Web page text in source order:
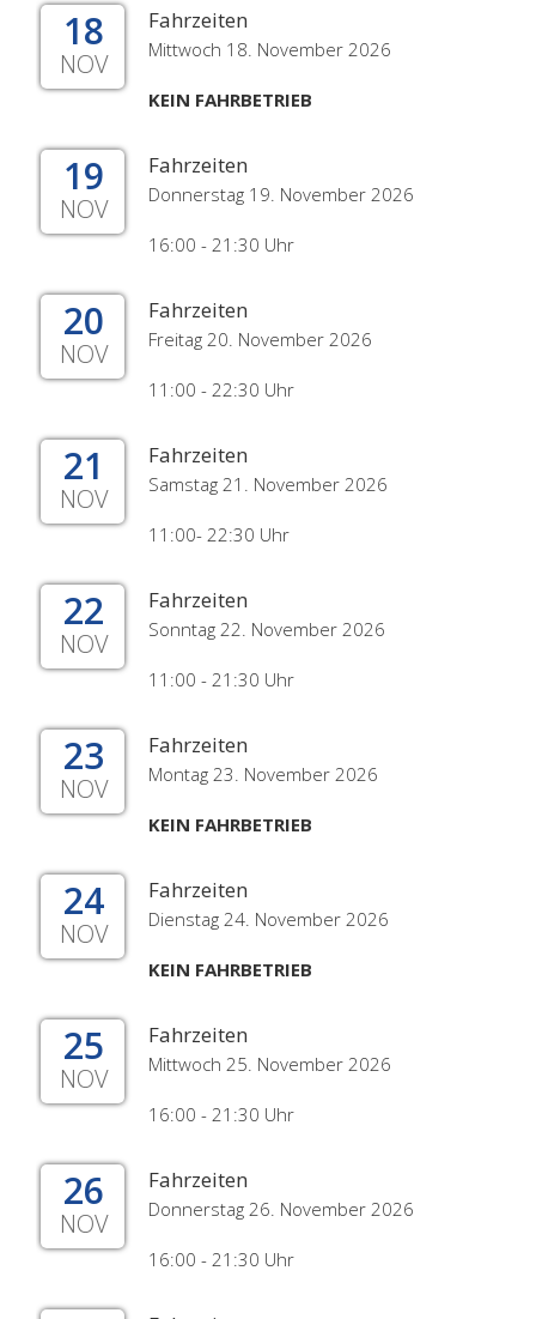
18
NOV
Fahrzeiten
Mittwoch 18. November 2026
KEIN FAHRBETRIEB
19
NOV
Fahrzeiten
Donnerstag 19. November 2026
16:00 - 21:30 Uhr
20
NOV
Fahrzeiten
Freitag 20. November 2026
11:00 - 22:30 Uhr
21
NOV
Fahrzeiten
Samstag 21. November 2026
11:00- 22:30 Uhr
22
NOV
Fahrzeiten
Sonntag 22. November 2026
11:00 - 21:30 Uhr
23
NOV
Fahrzeiten
Montag 23. November 2026
KEIN FAHRBETRIEB
24
NOV
Fahrzeiten
Dienstag 24. November 2026
KEIN FAHRBETRIEB
25
NOV
Fahrzeiten
Mittwoch 25. November 2026
16:00 - 21:30 Uhr
26
NOV
Fahrzeiten
Donnerstag 26. November 2026
16:00 - 21:30 Uhr